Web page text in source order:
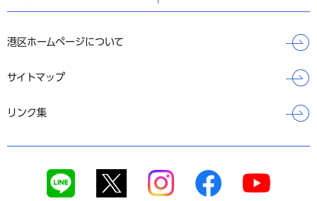
港区ホームページについて
サイトマップ
リンク集